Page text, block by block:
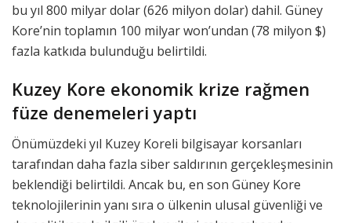
bu yıl 800 milyar dolar (626 milyon dolar) dahil. Güney
Kore’nin toplamın 100 milyar won’undan (78 milyon $)
fazla katkıda bulunduğu belirtildi.
Kuzey Kore ekonomik krize rağmen
füze denemeleri yaptı
Önümüzdeki yıl Kuzey Koreli bilgisayar korsanları
tarafından daha fazla siber saldırının gerçekleşmesinin
beklendiği belirtildi. Ancak bu, en son Güney Kore
teknolojilerinin yanı sıra o ülkenin ulusal güvenliği ve